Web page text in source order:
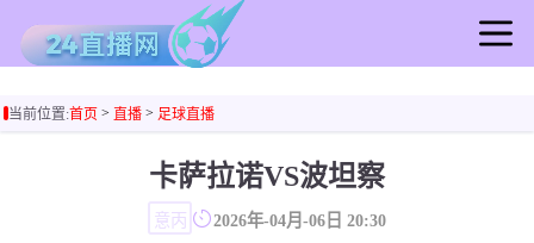
足球直播
当前位置:首页> 直播> 足球直播
卡萨拉诺VS波坦察
意丙 2026年-04月-06日 20:30